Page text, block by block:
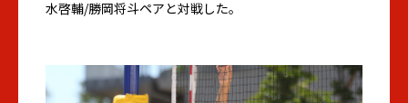
水啓輔/勝岡将斗ペアと対戦した。